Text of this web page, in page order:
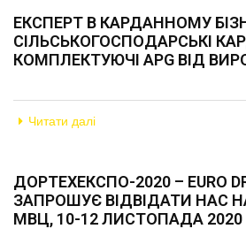
ЕКСПЕРТ В КАРДАННОМУ
СІЛЬСЬКОГОСПОДАРСЬКІ
КОМПЛЕКТУЮЧІ APG ВІД
Читати далі
ДОРТЕХЕКСПО-2020 – EURO
ЗАПРОШУЄ ВІДВІДАТИ НАС
МВЦ, 10-12 ЛИСТОПАДА 2020